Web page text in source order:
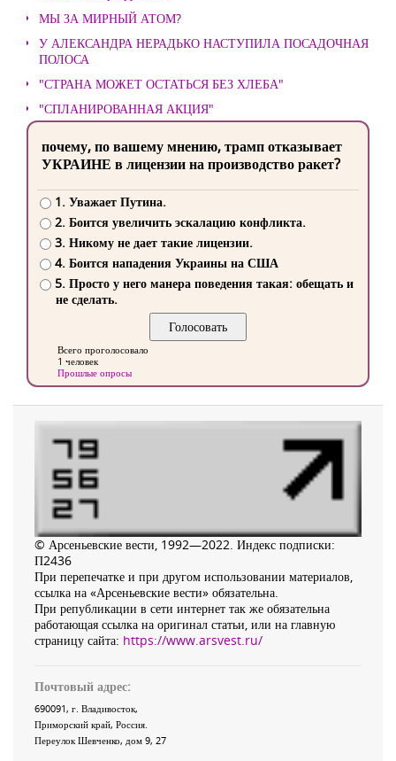
МЫ ЗА МИРНЫЙ АТОМ?
У АЛЕКСАНДРА НЕРАДЬКО НАСТУПИЛА ПОСАДОЧНАЯ
ПОЛОСА
"СТРАНА МОЖЕТ ОСТАТЬСЯ БЕЗ ХЛЕБА"
"СПЛАНИРОВАННАЯ АКЦИЯ"
почему, по вашему мнению, трамп отказывает
УКРАИНЕ в лицензии на производство ракет?
1. Уважает Путина.
2. Боится увеличить эскалацию конфликта.
3. Никому не дает такие лицензии.
4. Боится нападения Украины на США
5. Просто у него манера поведения такая: обещать и
не сделать.
Всего проголосовало
1 человек
Прошлые опросы
© Арсеньевские вести, 1992—2022. Индекс подписки:
П2436
При перепечатке и при другом использовании материалов,
ссылка на «Арсеньевские вести» обязательна.
При републикации в сети интернет так же обязательна
работающая ссылка на оригинал статьи, или на главную
страницу сайта: https://www.arsvest.ru/
Почтовый адрес:
690091, г. Владивосток,
Приморский край, Россия
Переулок Шевченко, дом 9, 27